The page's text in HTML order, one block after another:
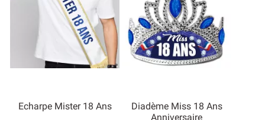
Echarpe Mister 18 Ans
Diadème Miss 18 Ans
Anniversaire